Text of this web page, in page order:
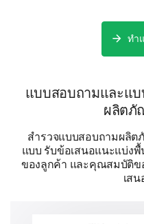
ไม่
คุณมีแนวโน้มที่จะซื้อ
เพิ่มขึ้น
จุดราคา 1
ทำ
แบบสอบถามและแ
ผลิต
สำรวจแบบสอบถามผลิ
แบบ รับข้อเสนอแนะแบ่ง
ของลูกค้า และคุณสมบัติ
เส